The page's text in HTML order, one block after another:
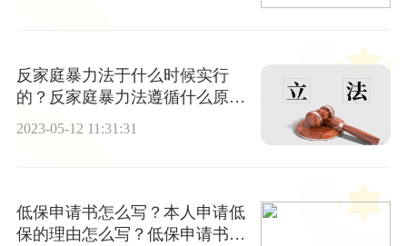
反家庭暴力法于什么时候实行
的？反家庭暴力法遵循什么原
2023-05-12 11:31:31
低保申请书怎么写？本人申请低
保的理由怎么写？低保申请书应